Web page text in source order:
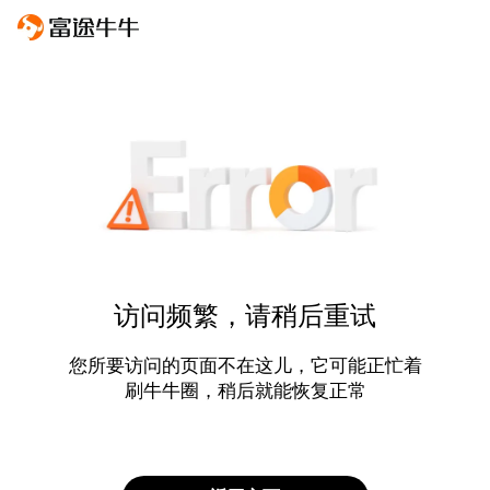
访问频繁，请稍后重试
您所要访问的页面不在这儿，它可能正忙着
刷牛牛圈，稍后就能恢复正常